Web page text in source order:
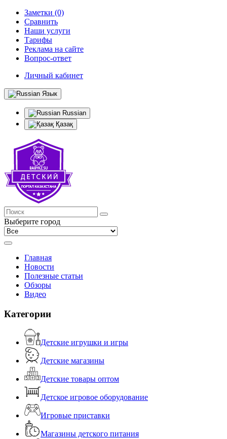
Заметки (0)
Сравнить
Наши услуги
Тарифы
Реклама на сайте
Вопрос-ответ
Личный кабинет
Язык
Russian
Қазақ
Выберите город
Главная
Новости
Полезные статьи
Обзоры
Видео
Категории
Детские игрушки и игры
Детские магазины
Детские товары оптом
Детское игровое оборудование
Игровые приставки
Магазины детского питания